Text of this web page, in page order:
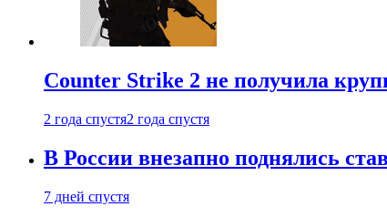
Counter Strike 2 не получила
2 года спустя2 года спустя
В России внезапно поднялись
7 дней спустя